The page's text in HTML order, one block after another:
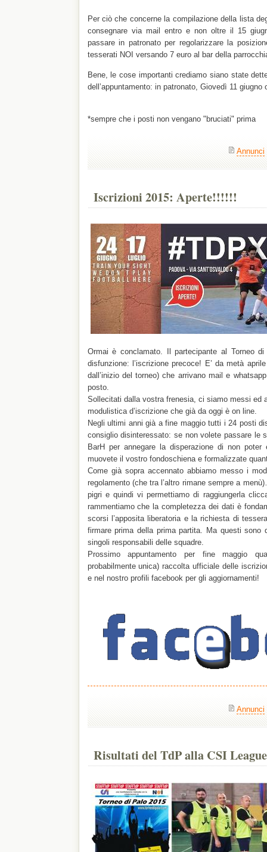
Per ciò che concerne la compilazione della lista
consegnare via mail entro e non oltre il 15
passare in patronato per regolarizzare la
tesserati NOI versando 7 euro al bar della
Bene, le cose importanti crediamo siano state
dell’appuntamento: in patronato, Giovedì 11 giugno
*sempre che i posti non vengano "bruciati" prima
Annunci
Iscrizioni 2015: Aperte!!!!!!
Ormai è conclamato. Il partecipante al Torneo
disfunzione: l’iscrizione precoce! E’ da metà
dall’inizio del torneo) che arrivano mail e
posto.
Sollecitati dalla vostra frenesia, ci siamo messi ed
modulistica d’iscrizione che già da oggi è on line.
Negli ultimi anni già a fine maggio tutti i 24 posti
consiglio disinteressato: se non volete passare le
BarH per annegare la disperazione di non poter
muovete il vostro fondoschiena e formalizzate
Come già sopra accennato abbiamo messo i
regolamento (che tra l’altro rimane sempre a
pigri e quindi vi permettiamo di raggiungerla
rammentiamo che la completezza dei dati è
scorsi l’apposita liberatoria e la richiesta di
firmare prima della prima partita. Ma questi sono
singoli responsabili delle squadre.
Prossimo appuntamento per fine maggio
probabilmente unica) raccolta ufficiale delle
e nel nostro profili facebook per gli aggiornamenti!
Annunci
Risultati del TdP alla CSI